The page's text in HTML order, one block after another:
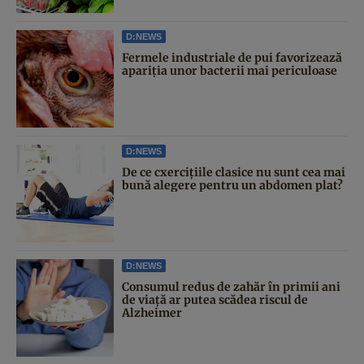
D:NEWS
Fermele industriale de pui favorizează
apariția unor bacterii mai periculoase
D:NEWS
De ce cxercițiile clasice nu sunt cea mai
bună alegere pentru un abdomen plat?
D:NEWS
Consumul redus de zahăr în primii ani
de viață ar putea scădea riscul de
Alzheimer